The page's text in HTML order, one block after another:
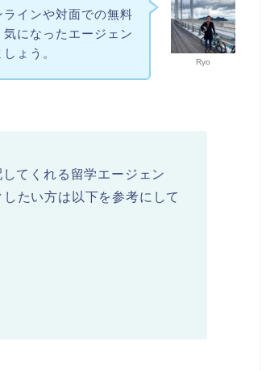
Ryo
インや対面での無料
になったエージェン
ょう。
てくれる留学エージェン
たい方は以下を参考にして